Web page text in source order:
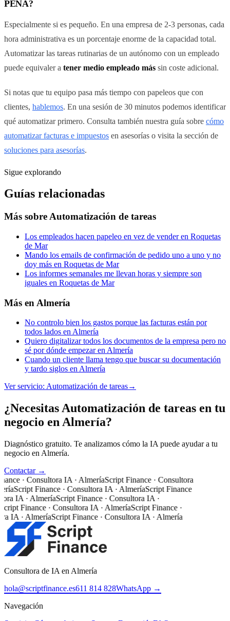
PENA?
Especialmente si es pequeño. En una empresa de 2-3 personas, cada
hora administrativa es un porcentaje enorme de la capacidad total.
Automatizar las tareas rutinarias de un autónomo con un empleado
puede equivaler a tener medio empleado más sin coste adicional.
Si notas que tu equipo pasa más tiempo con papeleos que con
clientes, hablemos. En una sesión de 30 minutos podemos identificar
qué automatizar primero. Consulta también nuestra guía sobre cómo
automatizar facturas e impuestos en asesorías o visita la sección de
soluciones para asesorías.
Sigue explorando
Guías relacionadas
Más sobreAutomatización de tareas
Los empleados hacen papeleo en vez de vender en Roquetas
de Mar
Mando los emails de confirmación de pedido uno a uno y no
doy más en Roquetas de Mar
Los informes semanales me llevan horas y siempre son
iguales en Roquetas de Mar
Más en Almería
No controlo bien los gastos porque las facturas están por
todos lados en Almería
Quiero digitalizar todos los documentos de la empresa pero no
sé por dónde empezar en Almería
Cuando un cliente llama tengo que buscar su documentación
y tardo siglos en Almería
Ver servicio: Automatización de tareas→
¿Necesitas Automatización de tareas en tu
negocio en Almería?
Diagnóstico gratuito. Te analizamos cómo la IA puede ayudar a tu
negocio en Almería.
Contactar →
· Consultora IA · AlmeríaScript Finance · Consultora
Script Finance · Consultora IA · AlmeríaScript Finance
IA · AlmeríaScript Finance · Consultora IA ·
Finance · Consultora IA · AlmeríaScript Finance ·
IA · AlmeríaScript Finance · Consultora IA · Almería
Consultora de IA en Almería
hola@scriptfinance.es611 814 828WhatsApp →
Navegación